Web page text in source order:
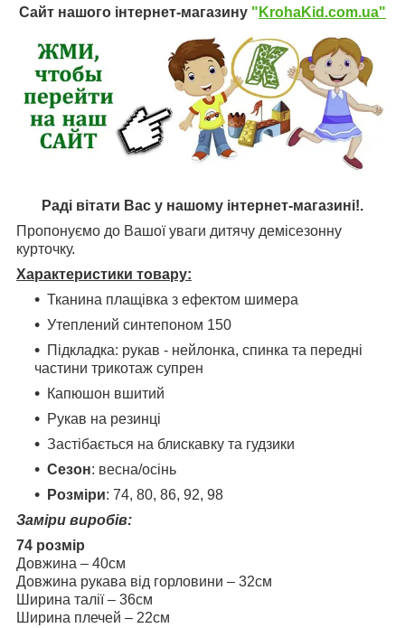
Сайт нашого інтернет-магазину " KrohaKid.com.ua"
Раді вітати Вас у нашому інтернет-магазині!.
Пропонуємо до Вашої уваги дитячу демісезонну
курточку.
Характеристики товару:
Тканина плащівка з ефектом шимера
Утеплений синтепоном 150
Підкладка: рукав - нейлонка, спинка та передні
частини трикотаж супрен
Капюшон вшитий
Рукав на резинці
Застібається на блискавку та гудзики
Сезон: весна/осінь
Розміри: 74, 80, 86, 92, 98
Заміри виробів:
74 розмір
Довжина – 40см
Довжина рукава від горловини – 32см
Ширина талії – 36см
Ширина плечей – 22см